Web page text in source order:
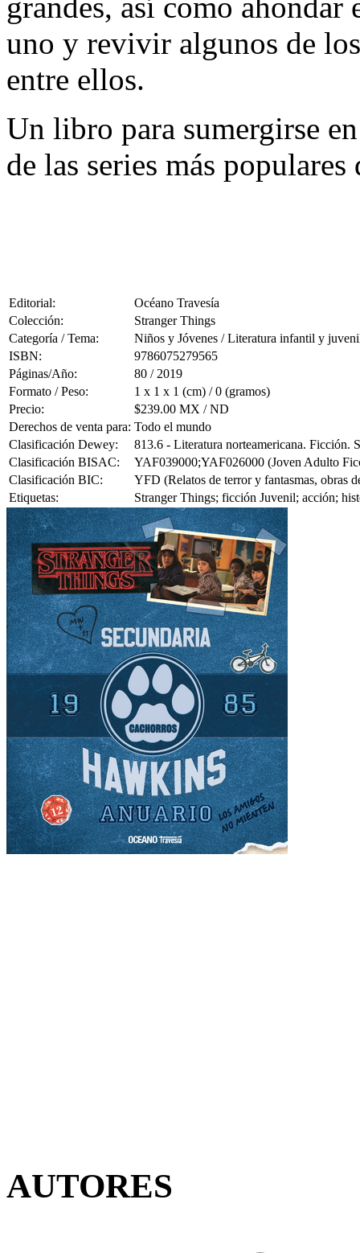
uno y revivir algunos de
entre ellos.
Un libro para sumergirse
de las series más
Editorial:
Océano Travesía
Colección:
Stranger Things
Categoría / Tema:
Niños y Jóvenes / Literatura infantil y
ISBN:
9786075279565
Páginas/Año:
80 / 2019
Formato / Peso:
1 x 1 x 1 (cm) / 0 (gramos)
Precio:
$239.00 MX / ND
Derechos de venta para: Todo el mundo
Clasificación Dewey:
813.6 - Literatura norteamericana. Ficción.
Clasificación BISAC:
YAF039000;YAF026000 (Joven Adulto
Clasificación BIC:
YFD (Relatos de terror y fantasmas, obras
Etiquetas:
Stranger Things; ficción Juvenil; acción;
AUTORES